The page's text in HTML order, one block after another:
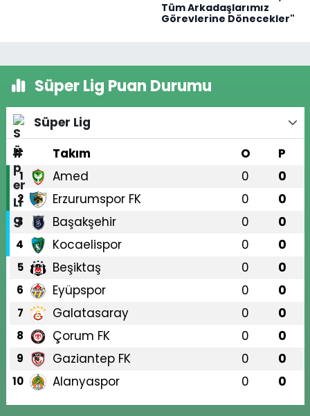
Tüm Arkadaşlarımız
Görevlerine Dönecekler"
Süper Lig Puan Durumu
Süper Lig
#
Takım O P
1 Amed 0 0
2 Erzurumspor FK 0 0
3 Başakşehir 0 0
4 Kocaelispor 0 0
5 Beşiktaş 0 0
6 Eyüpspor 0 0
7 Galatasaray 0 0
8 Çorum FK 0 0
9 Gaziantep FK 0 0
10 Alanyaspor 0 0